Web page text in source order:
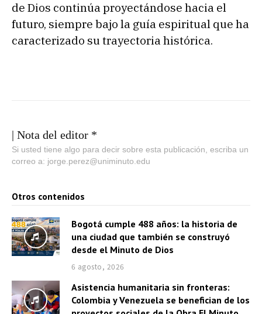
de Dios continúa proyectándose hacia el
futuro, siempre bajo la guía espiritual que ha
caracterizado su trayectoria histórica.
| Nota del editor *
Si usted tiene algo para decir sobre esta publicación, escriba un
correo a: jorge.perez@uniminuto.edu
Otros contenidos
Bogotá cumple 488 años: la historia de
una ciudad que también se construyó
desde el Minuto de Dios
6 agosto, 2026
Asistencia humanitaria sin fronteras:
Colombia y Venezuela se benefician de los